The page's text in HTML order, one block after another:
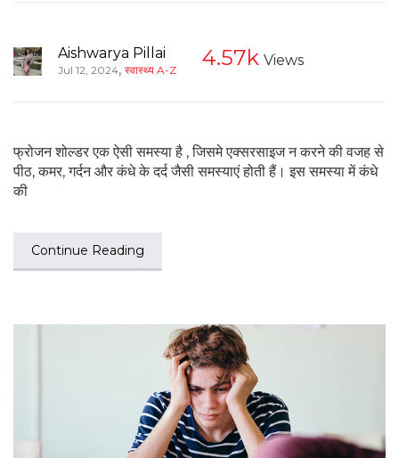
Aishwarya Pillai
Jul 12, 2024, स्वास्थ्य A-Z 4.57k Views
फ्रोजन शोल्डर एक ऐसी समस्या है , जिसमे एक्सरसाइज न करने की वजह से
पीठ, कमर, गर्दन और कंधे के दर्द जैसी समस्याएं होती हैं। इस समस्या में कंधे
की
Continue Reading